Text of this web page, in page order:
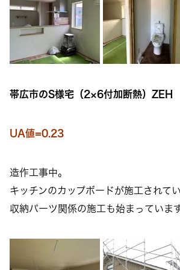
帯広市のS様宅（2×6付加断熱）ZEH
UA値=0.23
造作工事中。
キッチンのカップボードが施工されてい
収納パーツ関係の施工も始まっています